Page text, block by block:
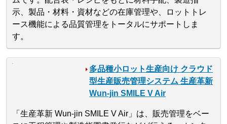
示、製品・材料・資材などの在庫管理や、ロットトレ
ース機能による品質管理をトータルにサポートしま
す。
多品種小ロット生産向け クラウド
型生産販売管理システム 生産革新
Wun-jin SMILE V Air
「生産革新 Wun-jin SMILE V Air」は、販売管理をベー